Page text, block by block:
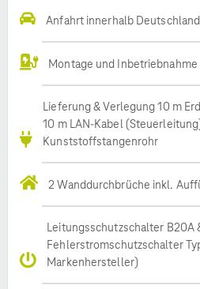
Anfahrt innerhalb
Montage und
Lieferung & Verlegung 10 m
10 m LAN-Kabel
Kunststoffstangenrohr
2 Wanddurchbrüche inkl.
Leitungsschutzschalter B20A
Fehlerstromschutzschalter
Markenhersteller)